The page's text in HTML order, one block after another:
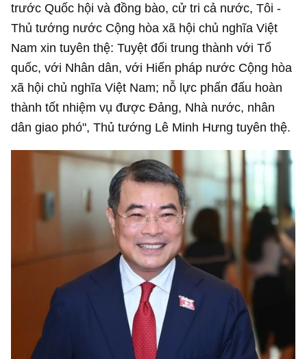
trước Quốc hội và đồng bào, cử tri cả nước, Tôi -
Thủ tướng nước Cộng hòa xã hội chủ nghĩa Việt
Nam xin tuyên thệ: Tuyệt đối trung thành với Tổ
quốc, với Nhân dân, với Hiến pháp nước Cộng hòa
xã hội chủ nghĩa Việt Nam; nỗ lực phấn đấu hoàn
thành tốt nhiệm vụ được Đảng, Nhà nước, nhân
dân giao phó", Thủ tướng Lê Minh Hưng tuyên thệ.